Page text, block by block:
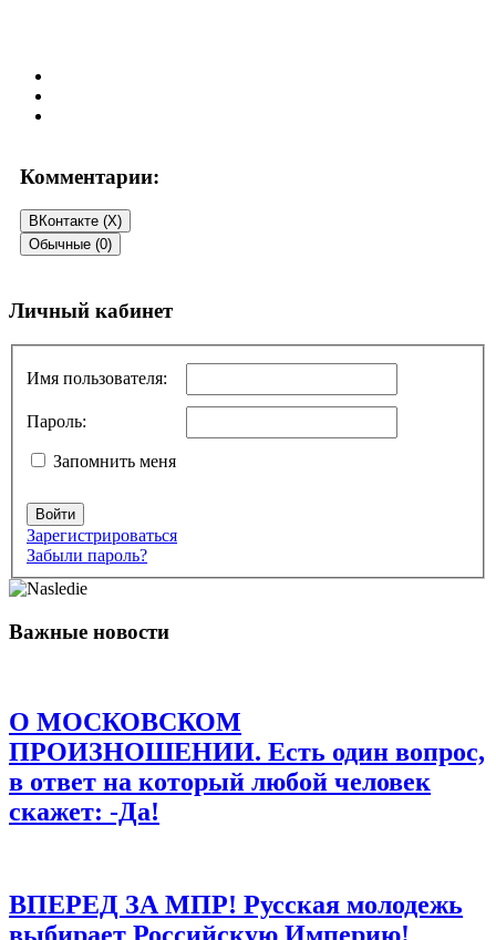
Комментарии:
ВКонтакте (X)
Обычные (0)
Добавить комментарий
помечены*
Комментарий
Имя*
Email*
Сохранить моё имя, email и адрес сайта в этом браузере для
последующих моих комментариев.
Личный кабинет
Имя пользователя:
Пароль:
Запомнить меня
Войти
Зарегистрироваться
Забыли пароль?
Важные новости
О МОСКОВСКОМ
ПРОИЗНОШЕНИИ. Есть один вопрос,
в ответ на который любой человек
скажет: -Да!
ВПЕРЕД ЗА МПР! Русская молодежь